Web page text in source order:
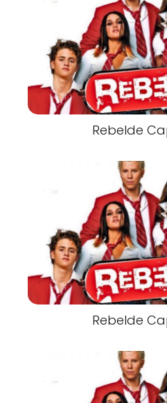
Rebelde
Rebelde